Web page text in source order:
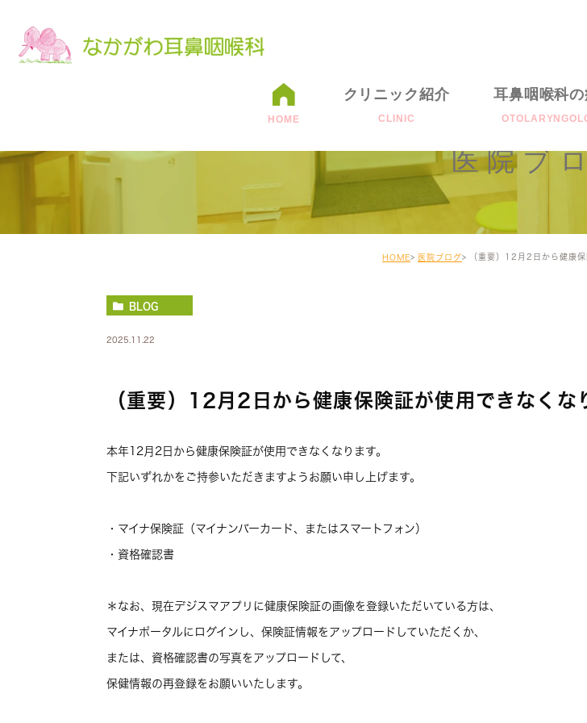
HOME
クリニック紹介
CLINIC
耳鼻咽喉科
みみの病気
医院ブ
HOME 医院ブログ （重要）12月2日から健康
BLOG
2025.11.22
（重要）12月2日から健康保険証が使用できなくな
本年12月2日から健康保険証が使用できなくなります。
下記いずれかをご持参いただきますようお願い申し上げます。
・マイナ保険証（マイナンバーカード、またはスマートフォン）
・資格確認書
＊なお、現在デジスマアプリに健康保険証の画像を登録いただいている方は、
マイナポータルにログインし、保険証情報をアップロードしていただくか、
または、資格確認書の写真をアップロードして、
保健情報の再登録をお願いいたします。